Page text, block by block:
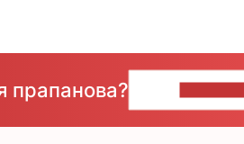
прапанова?